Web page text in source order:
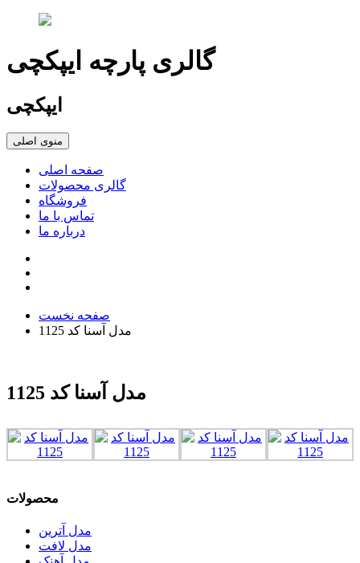
گالری پارچه ایپکچی
ایپکچی
منوی اصلی
صفحه اصلی
گالری محصولات
فروشگاه
تماس با ما
درباره ما
صفحه نخست
مدل آسنا کد 1125
مدل آسنا کد 1125
محصولات
مدل آترین
مدل لافت